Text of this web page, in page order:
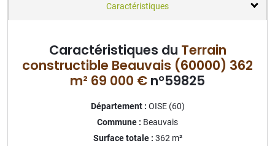
Caractéristiques
Caractéristiques du Terrain
constructible Beauvais (60000) 362
m² 69 000 € n°59825
Département : OISE (60)
Commune : Beauvais
Surface totale : 362 m²